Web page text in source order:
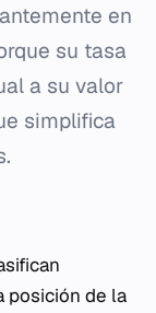
en
su tasa
a su valor
simplifica
posición de la